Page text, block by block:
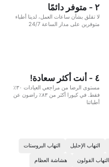
٢ - متوفر دائمًا
لا تقلق بشأن ساعات العمل، لدينا أطباء
متوفرين على مدار الساعة 24/7
٤ - أنت أكثر سعادة!
مستوى الرضا من مراجعي العيادات ٣٠٪
فقط. في كيورا أكثر من ٨٣٪ راضون عن
أطبائنا
التهاب الإحليل التهاب البروستات
التهاب القولون هشاشة العظام